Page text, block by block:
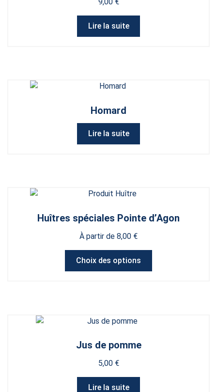
Lire la suite
Homard
Lire la suite
Huîtres spéciales Pointe d’Agon
À partir de 8,00 €
Choix des options
Jus de pomme
5,00 €
Lire la suite